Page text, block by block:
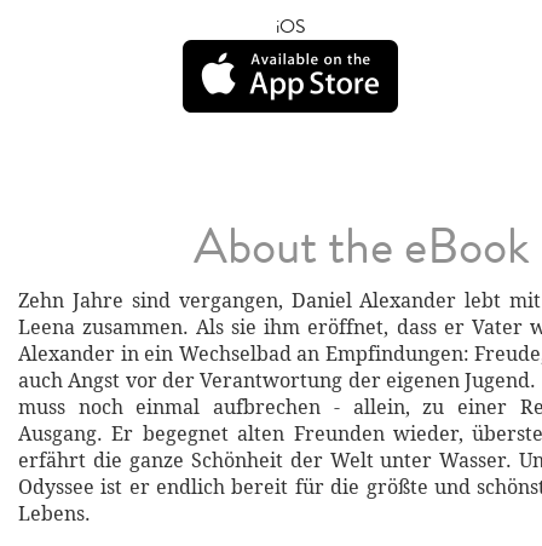
iOS
About the eBook
Zehn Jahre sind vergangen, Daniel Alexander lebt
Leena zusammen. Als sie ihm eröffnet, dass er Vater
Alexander in ein Wechselbad an Empfindungen:
auch Angst vor der Verantwortung der eigenen
muss noch einmal aufbrechen - allein, zu einer
Ausgang. Er begegnet alten Freunden wieder,
erfährt die ganze Schönheit der Welt unter Wasser.
Odyssee ist er endlich bereit für die größte und
Lebens.